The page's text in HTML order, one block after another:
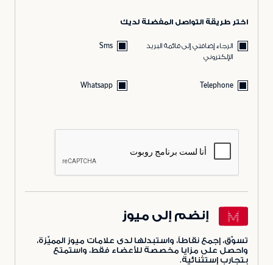
اختر طريقة التواصل المفضلة لديك
الرجاء إضافتي إلى قائمة البريد
الإلكتروني
Sms
Telephone
Whatsapp
إنضم إلى ميوز
تسوّق، إجمع نقاطاً، واستبدلها لدى علامات ميوز المميّزة،
واحصل على مزايا مخصصة للأعضاء فقط، واستمتع
بتجارب إستثنائية.